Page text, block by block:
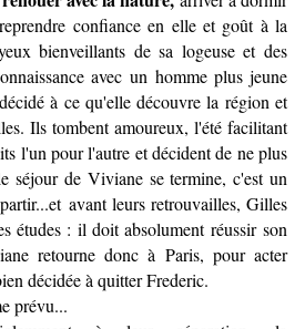
confiance en elle et goût à la
bienveillants de sa logeuse et des
avec un homme plus jeune
à ce qu'elle découvre la région et
Ils tombent amoureux, l'été facilitant
l'un pour l'autre et décident de ne plus
séjour de Viviane se termine, c'est un
avant leurs retrouvailles, Gilles
études : il doit absolument réussir son
retourne donc à Paris, pour acter
décidée à quitter Frederic.
prévu...